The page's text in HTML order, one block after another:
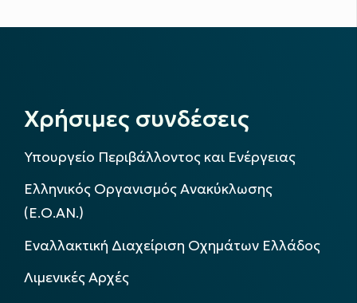
Χρήσιμες συνδέσεις
Υπουργείο Περιβάλλοντος και Ενέργειας
Ελληνικός Οργανισμός Ανακύκλωσης
(Ε.Ο.ΑΝ.)
Εναλλακτική Διαχείριση Οχημάτων Ελλάδος
Λιμενικές Αρχές